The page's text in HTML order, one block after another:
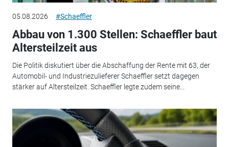
05.08.2026 #Schaeffler
Abbau von 1.300 Stellen: Schaeffler baut
Altersteilzeit aus
Die Politik diskutiert über die Abschaffung der Rente mit 63, der
Automobil- und Industriezulieferer Schaeffler setzt dagegen
stärker auf Altersteilzeit. Schaeffler legte zudem seine...